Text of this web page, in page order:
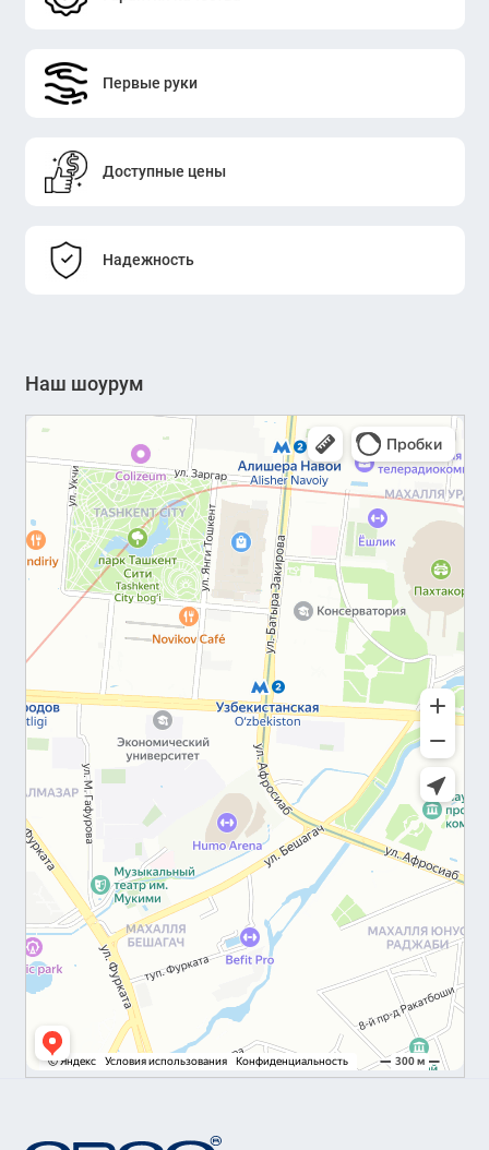
Первые руки
Доступные цены
Надежность
Наш шоурум